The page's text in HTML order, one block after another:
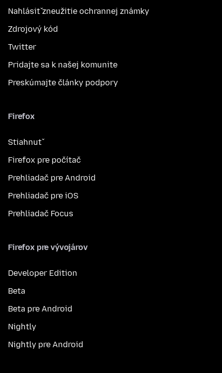
Nahlásiť zneužitie ochrannej známky
Zdrojový kód
Twitter
Pridajte sa k našej komunite
Preskúmajte články podpory
Firefox
Stiahnuť
Firefox pre počítač
Prehliadač pre Android
Prehliadač pre iOS
Prehliadač Focus
Firefox pre vývojárov
Developer Edition
Beta
Beta pre Android
Nightly
Nightly pre Android